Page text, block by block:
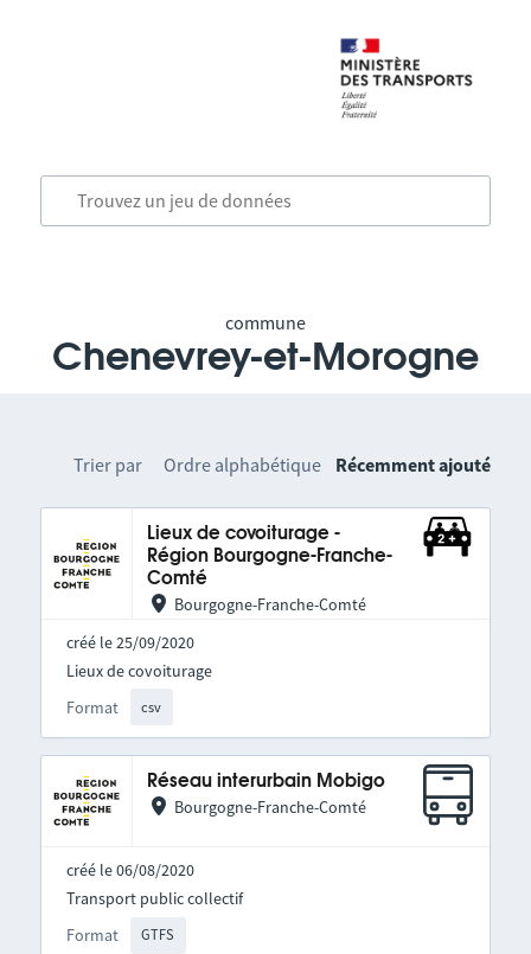
commune
Chenevrey-et-Morogne
Trier par Ordre alphabétique Récemment ajouté
Lieux de covoiturage -
Région Bourgogne-Franche-
Comté
Bourgogne-Franche-Comté
créé le 25/09/2020
Format csv
Lieux de covoiturage
Réseau interurbain Mobigo
Bourgogne-Franche-Comté
créé le 06/08/2020
Format GTFS
Transport public collectif